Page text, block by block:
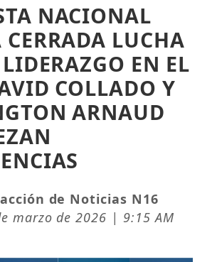
NACIONAL
CERRADA LUCHA
EN EL
COLLADO Y
ARNAUD
de Noticias N16
marzo de 2026 | 9:15 AM